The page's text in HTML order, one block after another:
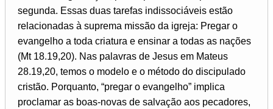
segunda. Essas duas tarefas indissociáveis estão
relacionadas à suprema missão da igreja: Pregar o
evangelho a toda criatura e ensinar a todas as nações
(Mt 18.19,20). Nas palavras de Jesus em Mateus
28.19,20, temos o modelo e o método do discipulado
cristão. Porquanto, “pregar o evangelho” implica
proclamar as boas-novas de salvação aos pecadores,